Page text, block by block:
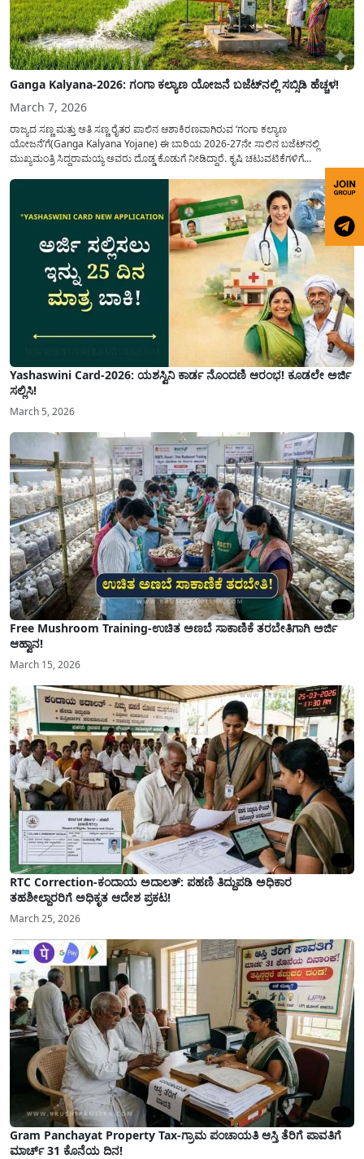
Ganga Kalyana-2026: ಗಂಗಾ ಕಲ್ಯಾಣ ಯೋಜನೆ ಬಜೆಟ್‌ನಲ್ಲಿ ಸಬ್ಸಿಡಿ ಹೆಚ್ಚಳ!
March 7, 2026
ರಾಜ್ಯದ ಸಣ್ಣ ಮತ್ತು ಅತಿ ಸಣ್ಣ ರೈತರ ಪಾಲಿನ ಆಶಾಕಿರಣವಾಗಿರುವ ‘ಗಂಗಾ ಕಲ್ಯಾಣ
ಯೋಜನೆ’ಗೆ(Ganga Kalyana Yojane) ಈ ಬಾರಿಯ 2026-27ನೇ ಸಾಲಿನ ಬಜೆಟ್‌ನಲ್ಲಿ
ಮುಖ್ಯಮಂತ್ರಿ ಸಿದ್ದರಾಮಯ್ಯ ಅವರು ದೊಡ್ಡ ಕೊಡುಗೆ ನೀಡಿದ್ದಾರೆ. ಕೃಷಿ ಚಟುವಟಿಕೆಗಳಿಗೆ
ಸಮುದಾಯದ ಮುಖದಲ್ಲಿ ಮಂದಹಾಸ ಮೂಡಿಸಿದ್ದಾರೆ. ವಿಶೇಷವಾಗಿ...
Yashaswini Card-2026: ಯಶಸ್ವಿನಿ ಕಾರ್ಡ ನೊಂದಣಿ ಆರಂಭ! ಕೂಡಲೇ ಅರ್ಜಿ
ಸಲ್ಲಿಸಿ!
March 5, 2026
Free Mushroom Training-ಉಚಿತ ಅಣಬೆ ಸಾಕಾಣಿಕೆ ತರಬೇತಿಗಾಗಿ ಅರ್ಜಿ
ಆಹ್ವಾನ!
March 15, 2026
RTC Correction-ಕಂದಾಯ ಅದಾಲತ್: ಪಹಣಿ ತಿದ್ದುಪಡಿ ಅಧಿಕಾರ
ತಹಶೀಲ್ದಾರರಿಗೆ ಅಧಿಕೃತ ಆದೇಶ ಪ್ರಕಟ!
March 25, 2026
Gram Panchayat Property Tax-ಗ್ರಾಮ ಪಂಚಾಯತಿ ಆಸ್ತಿ ತೆರಿಗೆ ಪಾವತಿಗೆ
ಮಾರ್ಚ್ 31 ಕೊನೆಯ ದಿನ!